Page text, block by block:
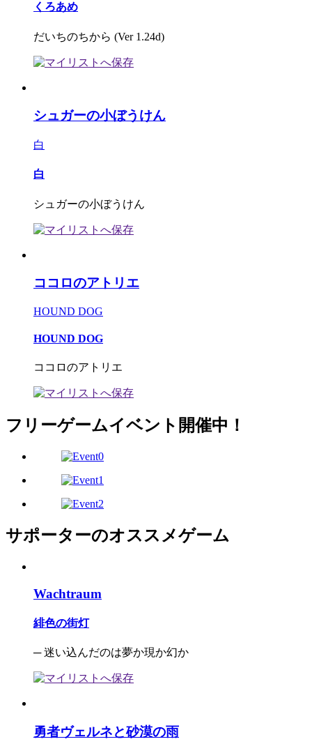
くろあめ
だいちのちから (Ver 1.24d)
シュガーの小ぼうけん
白
白
シュガーの小ぼうけん
ココロのアトリエ
HOUND DOG
HOUND DOG
ココロのアトリエ
フリーゲームイベント開催中！
サポーターのオススメゲーム
Wachtraum
緋色の街灯
─ 迷い込んだのは夢か現か幻か
勇者ヴェルネと砂漠の雨